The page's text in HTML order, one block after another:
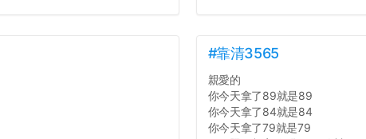
#靠清3565
親愛的
你今天拿了89就是89
你今天拿了84就是84
你今天拿了79就是79